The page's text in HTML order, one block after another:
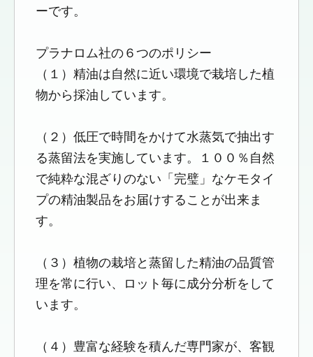
ーです。
プラナロム社の６つのポリシー
（１）精油は自然に近い環境で栽培した植
物から採油しています。
（２）低圧で時間をかけて水蒸気で抽出す
る蒸留法を実施しています。１００％自然
で純粋な混ざりのない「完璧」なケモタイ
プの精油製品をお届けすることが出来ま
す。
（３）植物の栽培と蒸留した精油の品質管
理を常に行い、ロット毎に成分分析をして
います。
（４）豊富な経験を積んだ専門家が、客観